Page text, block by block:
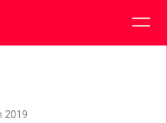
2019